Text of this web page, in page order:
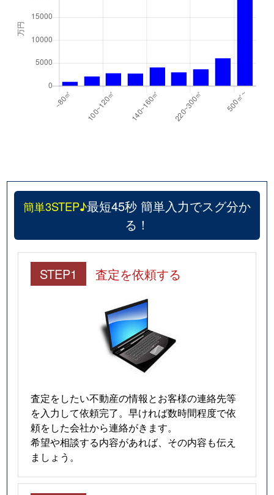
簡単3STEP♪最短45秒 簡単入力でスグ分か
る！
STEP1 査定を依頼する
査定をしたい不動産の情報とお客様の連絡先等
を入力して依頼完了。早ければ数時間程度で依
頼をした会社から連絡がきます。
希望や相談する内容があれば、その内容も伝え
ましょう。